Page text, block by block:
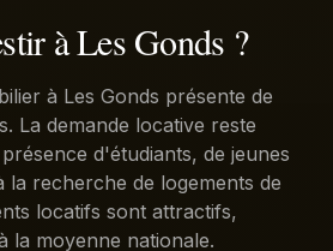
à Les Gonds ?
à Les Gonds présente de
La demande locative reste
d'étudiants, de jeunes
la recherche de logements de
locatifs sont attractifs,
la moyenne nationale.